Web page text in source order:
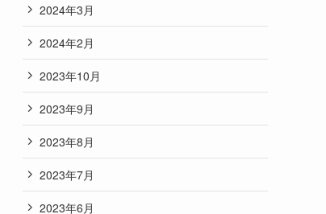
2024年3月
2024年2月
2023年10月
2023年9月
2023年8月
2023年7月
2023年6月